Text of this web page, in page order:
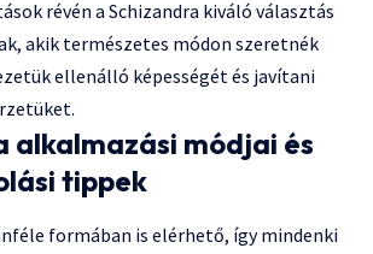
révén a Schizandra kiváló választás
akik természetes módon szeretnék
ellenálló képességét és javítani
alkalmazási módjai és
tippek
formában is elérhető, így mindenki